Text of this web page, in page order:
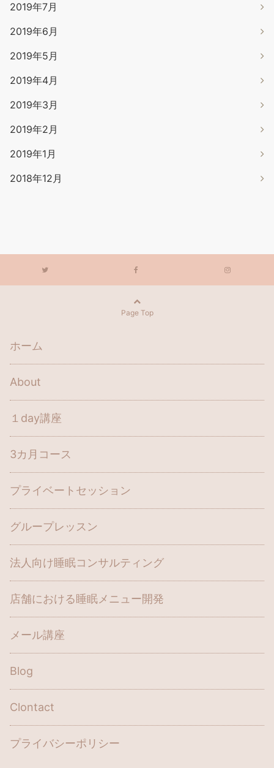
2019年7月
2019年6月
2019年5月
2019年4月
2019年3月
2019年2月
2019年1月
2018年12月
Page Top
ホーム
About
１day講座
3カ月コース
プライベートセッション
グループレッスン
法人向け睡眠コンサルティング
店舗における睡眠メニュー開発
メール講座
Blog
Clontact
プライバシーポリシー